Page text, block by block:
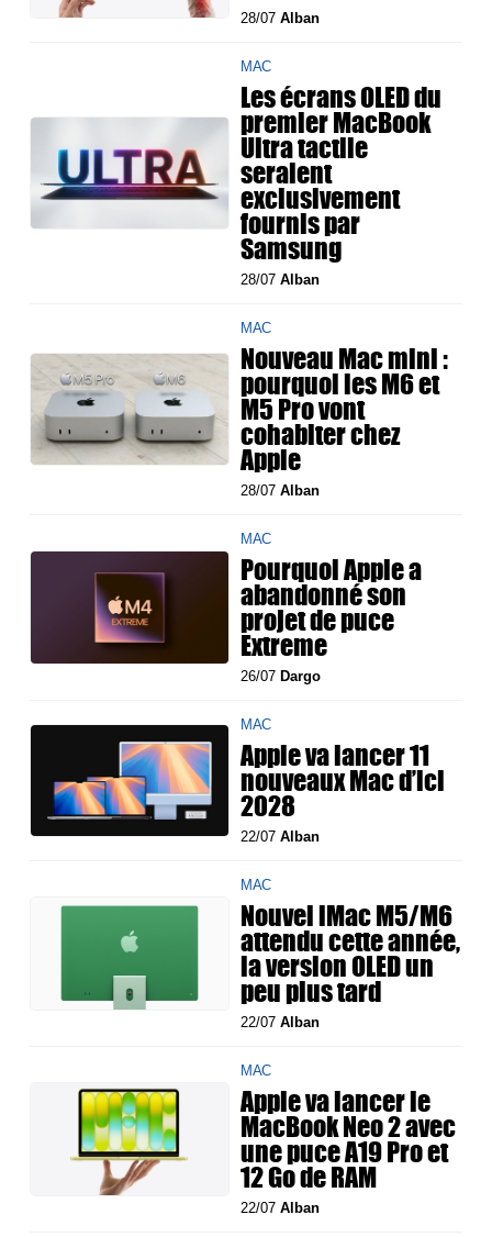
28/07Alban
MAC
Les écrans OLED du
premier MacBook
Ultra tactile
seraient
exclusivement
fournis par
Samsung
28/07Alban
MAC
Nouveau Mac mini :
pourquoi les M6 et
M5 Pro vont
cohabiter chez
Apple
28/07Alban
MAC
Pourquoi Apple a
abandonné son
projet de puce
Extreme
26/07 Dargo
MAC
Apple va lancer 11
nouveaux Mac d’ici
2028
22/07Alban
MAC
Nouvel iMac M5/M6
attendu cette année,
la version OLED un
peu plus tard
22/07Alban
MAC
Apple va lancer le
MacBook Neo 2 avec
une puce A19 Pro et
12 Go de RAM
22/07Alban